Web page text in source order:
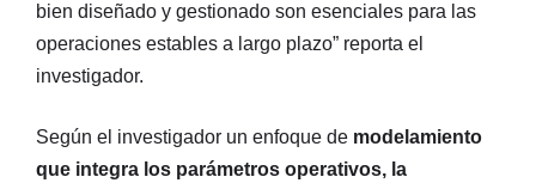
bien diseñado y gestionado son esenciales para las
operaciones estables a largo plazo” reporta el
investigador.
Según el investigador un enfoque de modelamiento
que integra los parámetros operativos, la